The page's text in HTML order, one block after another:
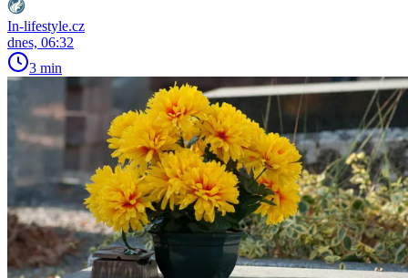
In-lifestyle.cz
dnes, 06:32
3 min